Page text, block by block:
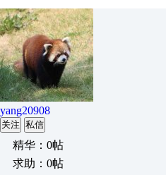
yang20908
关注 私信
精华：0帖
求助：0帖